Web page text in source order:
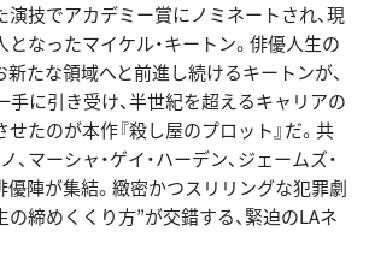
演技でアカデミー賞にノミネートされ、現
なったマイケル・キートン。俳優人生の
たな領域へと前進し続けるキートンが、
手に引き受け、半世紀を超えるキャリアの
たのが本作『殺し屋のプロット』だ。共
、マーシャ・ゲイ・ハーデン、ジェームズ・
優陣が集結。緻密かつスリリングな犯罪劇
の締めくくり方”が交錯する、緊迫のLAネ